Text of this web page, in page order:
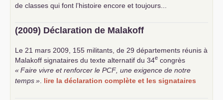
de classes qui font l’histoire encore et toujours...
(2009) Déclaration de Malakoff
Le 21 mars 2009, 155 militants, de 29 départements réunis à
Malakoff signataires du texte alternatif du 34e congrès
«Faire vivre et renforcer le PCF , une exigence de notre
temps» lire la déclaration complète et les signataires